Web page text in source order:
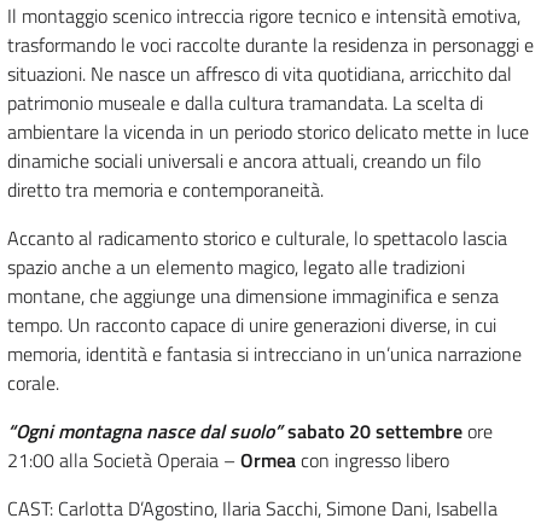
Il montaggio scenico intreccia rigore tecnico e intensità emotiva,
trasformando le voci raccolte durante la residenza in personaggi e
situazioni. Ne nasce un affresco di vita quotidiana, arricchito dal
patrimonio museale e dalla cultura tramandata. La scelta di
ambientare la vicenda in un periodo storico delicato mette in luce
dinamiche sociali universali e ancora attuali, creando un filo
diretto tra memoria e contemporaneità.
Accanto al radicamento storico e culturale, lo spettacolo lascia
spazio anche a un elemento magico, legato alle tradizioni
montane, che aggiunge una dimensione immaginifica e senza
tempo. Un racconto capace di unire generazioni diverse, in cui
memoria, identità e fantasia si intrecciano in un’unica narrazione
corale.
“Ogni montagna nasce dal suolo”sabato 20 settembreore
21:00 alla Società Operaia – Ormeacon ingresso libero
CAST: Carlotta D’Agostino, Ilaria Sacchi, Simone Dani, Isabella